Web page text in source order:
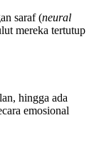
saraf (neural
mereka tertutup
hingga ada
emosional